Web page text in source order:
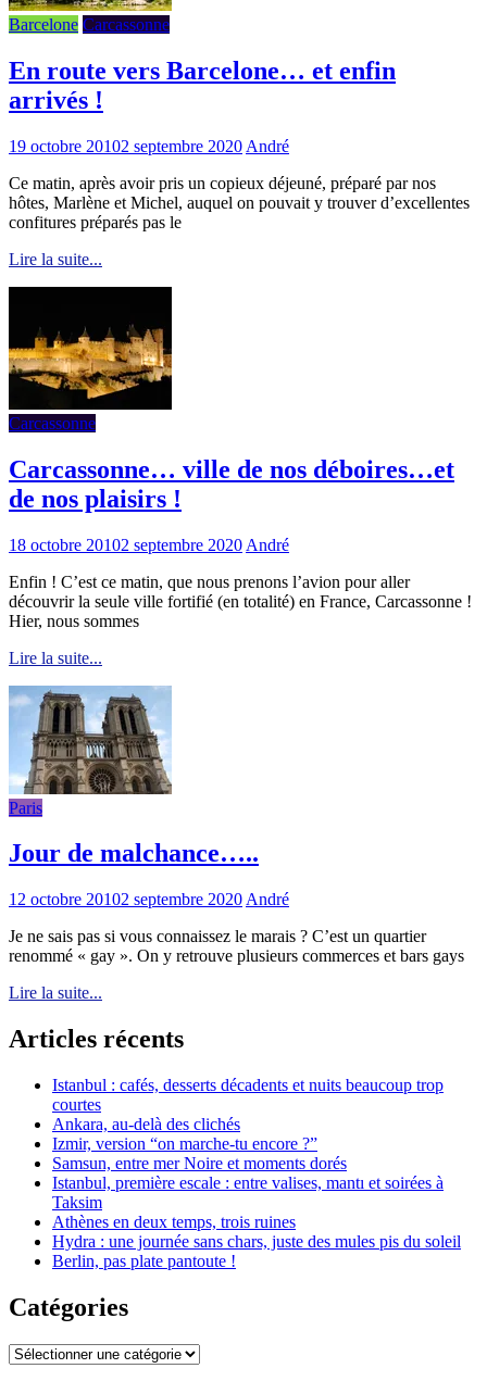
Barcelone Carcassonne
En route vers Barcelone… et enfin
arrivés !
19 octobre 20102 septembre 2020 André
Ce matin, après avoir pris un copieux déjeuné, préparé par nos
hôtes, Marlène et Michel, auquel on pouvait y trouver d’excellentes
confitures préparés pas le
Lire la suite...
Carcassonne
Carcassonne… ville de nos déboires…et
de nos plaisirs !
18 octobre 20102 septembre 2020 André
Enfin ! C’est ce matin, que nous prenons l’avion pour aller
découvrir la seule ville fortifié (en totalité) en France, Carcassonne !
Hier, nous sommes
Lire la suite...
Paris
Jour de malchance…..
12 octobre 20102 septembre 2020 André
Je ne sais pas si vous connaissez le marais ? C’est un quartier
renommé « gay ». On y retrouve plusieurs commerces et bars gays
Lire la suite...
Articles récents
Istanbul : cafés, desserts décadents et nuits beaucoup trop
courtes
Ankara, au-delà des clichés
Izmir, version “on marche-tu encore ?”
Samsun, entre mer Noire et moments dorés
Istanbul, première escale : entre valises, mantı et soirées à
Taksim
Athènes en deux temps, trois ruines
Hydra : une journée sans chars, juste des mules pis du soleil
Berlin, pas plate pantoute !
Catégories
Catégories